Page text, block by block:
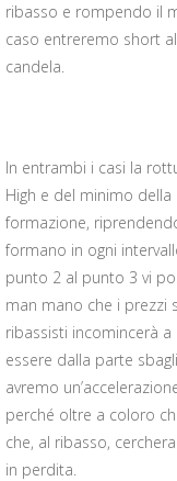
ribasso e rompendo il
caso entreremo short
candela.
In entrambi i casi la
High e del minimo
formazione,
formano in ogni
punto 2 al punto 3 vi
man mano che i prezzi
ribassisti incomincerà
essere dalla parte
avremo
perché oltre a coloro
che, al ribasso,
in perdita.